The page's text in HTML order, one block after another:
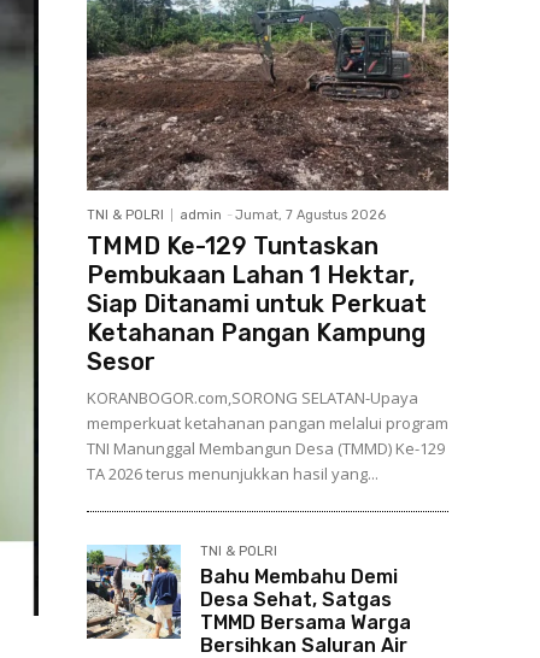
TNI & POLRI admin - Jumat, 7 Agustus 2026
TMMD Ke-129 Tuntaskan
Pembukaan Lahan 1 Hektar,
Siap Ditanami untuk Perkuat
Ketahanan Pangan Kampung
Sesor
KORANBOGOR.com,SORONG SELATAN-Upaya
memperkuat ketahanan pangan melalui program
TNI Manunggal Membangun Desa (TMMD) Ke-129
TA 2026 terus menunjukkan hasil yang...
TNI & POLRI
Bahu Membahu Demi
Desa Sehat, Satgas
TMMD Bersama Warga
Bersihkan Saluran Air